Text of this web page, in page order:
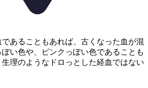
あることもあれば、古くなった血が混
い色や、ピンクっぽい色であることも
生理のようなドロっとした経血ではない